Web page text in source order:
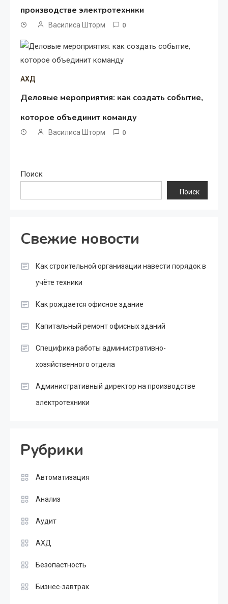
производстве электротехники
Василиса Шторм 0
АХД
Деловые мероприятия: как создать событие,
которое объединит команду
Василиса Шторм 0
Поиск
Поиск
Свежие новости
Как строительной организации навести порядок в
учёте техники
Как рождается офисное здание
Капитальный ремонт офисных зданий
Специфика работы административно-
хозяйственного отдела
Административный директор на производстве
электротехники
Рубрики
Автоматизация
Анализ
Аудит
АХД
Безопастность
Бизнес-завтрак